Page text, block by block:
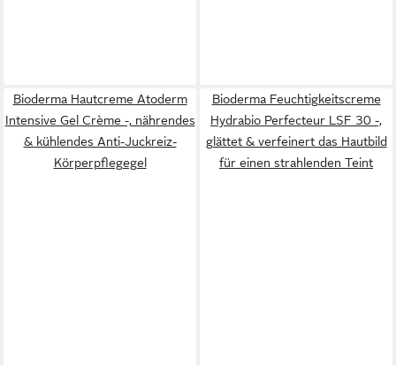
Bioderma Hautcreme Atoderm
Intensive Gel Crème -, nährendes
& kühlendes Anti-Juckreiz-
Körperpflegegel
Bioderma Feuchtigkeitscreme
Hydrabio Perfecteur LSF 30 -,
glättet & verfeinert das Hautbild
für einen strahlenden Teint